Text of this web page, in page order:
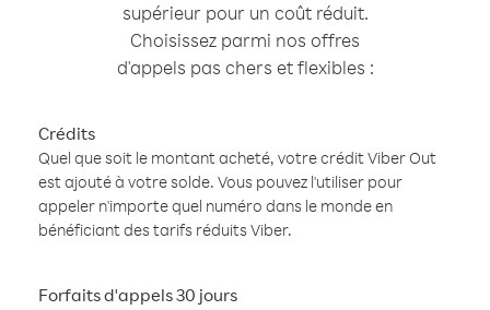
supérieur pour un coût réduit.
Choisissez parmi nos offres
d'appels pas chers et flexibles :
Crédits
Quel que soit le montant acheté, votre crédit Viber Out
est ajouté à votre solde. Vous pouvez l'utiliser pour
appeler n'importe quel numéro dans le monde en
bénéficiant des tarifs réduits Viber.
Forfaits d'appels 30 jours